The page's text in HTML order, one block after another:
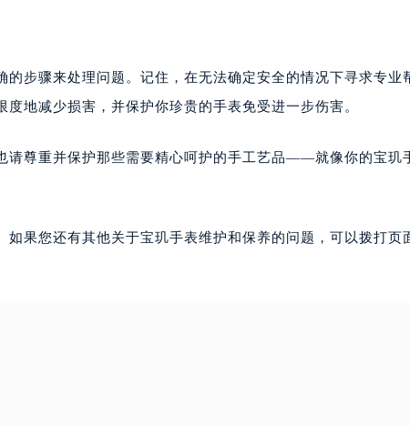
步骤来处理问题。记住，在无法确定安全的情况下寻求专业
地减少损害，并保护你珍贵的手表免受进一步伤害。
请尊重并保护那些需要精心呵护的手工艺品——就像你的宝玑
如果您还有其他关于宝玑手表维护和保养的问题，可以拨打页